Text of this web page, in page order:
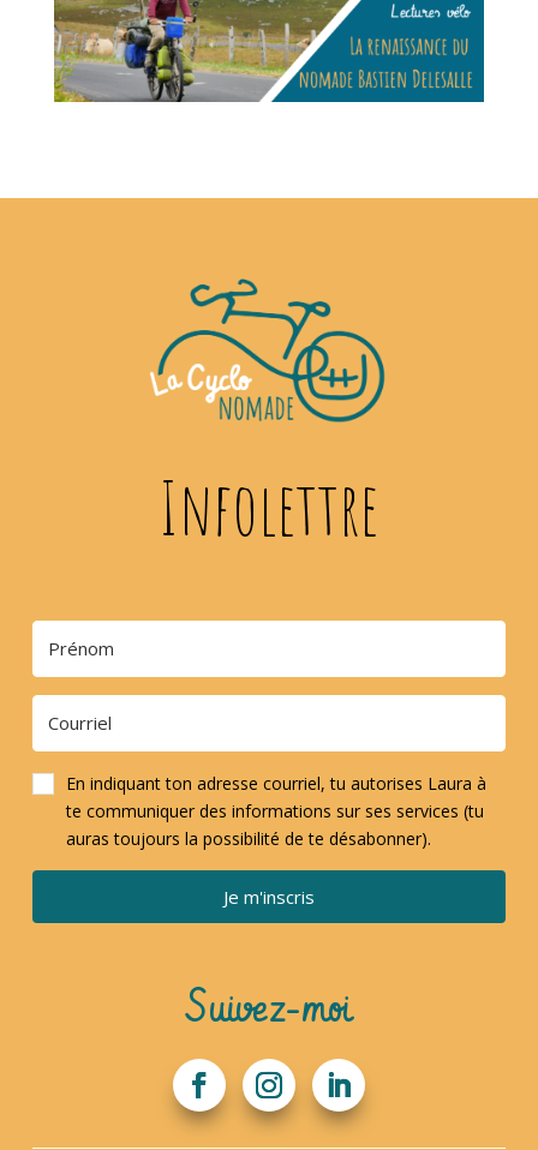
Infolettre
En indiquant ton adresse courriel, tu autorises Laura à
te communiquer des informations sur ses services (tu
auras toujours la possibilité de te désabonner).
Je m'inscris
Suivez-moi